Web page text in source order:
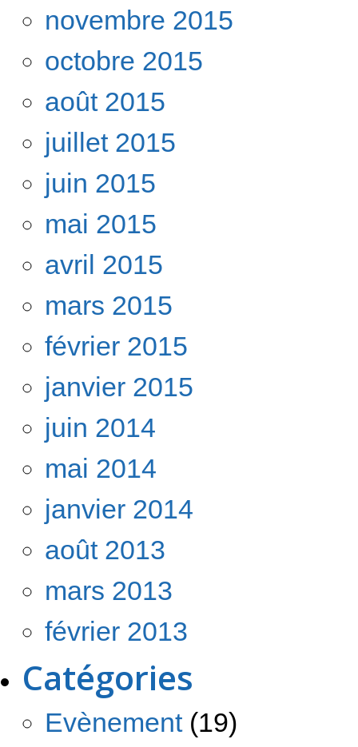
novembre 2015
octobre 2015
août 2015
juillet 2015
juin 2015
mai 2015
avril 2015
mars 2015
février 2015
janvier 2015
juin 2014
mai 2014
janvier 2014
août 2013
mars 2013
février 2013
Catégories
Evènement(19)